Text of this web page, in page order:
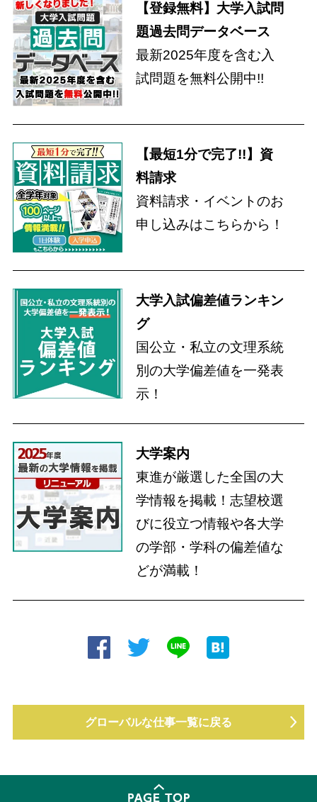
【登録無料】大学入試問
題過去問データベース
最新2025年度を含む入
試問題を無料公開中!!
【最短1分で完了!!】資
料請求
資料請求・イベントのお
申し込みはこちらから！
大学入試偏差値ランキン
グ
国公立・私立の文理系統
別の大学偏差値を一発表
示！
大学案内
東進が厳選した全国の大
学情報を掲載！志望校選
びに役立つ情報や各大学
の学部・学科の偏差値な
どが満載！
グローバルな仕事一覧に戻る